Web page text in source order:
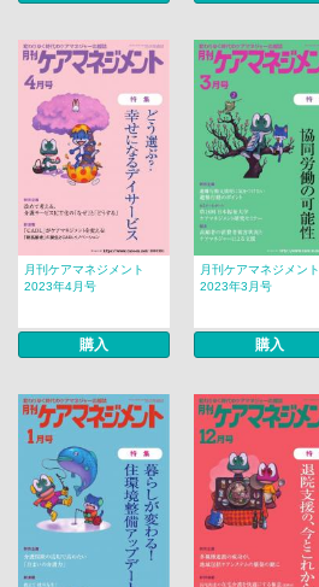
月刊ケアマネジメント
2023年4月号
購入
月刊ケアマネジメント
2023年3月号
購入